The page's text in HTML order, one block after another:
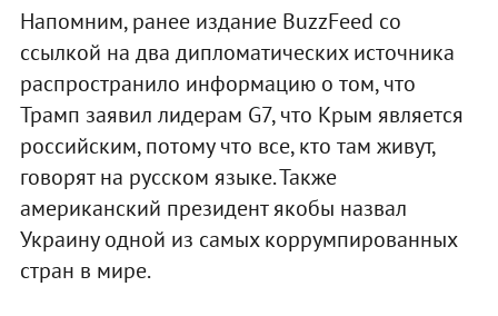
Напомним, ранее издание BuzzFeed со
ссылкой на два дипломатических источника
распространило информацию о том, что
Трамп заявил лидерам G7, что Крым является
российским, потому что все, кто там живут,
говорят на русском языке. Также
американский президент якобы назвал
Украину одной из самых коррумпированных
стран в мире.